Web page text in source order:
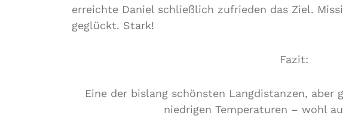
erreichte Daniel schließlich zufrieden das Ziel.
geglückt. Stark!
Fazit:
Eine der bislang schönsten Langdistanzen,
niedrigen Temperaturen – wohl